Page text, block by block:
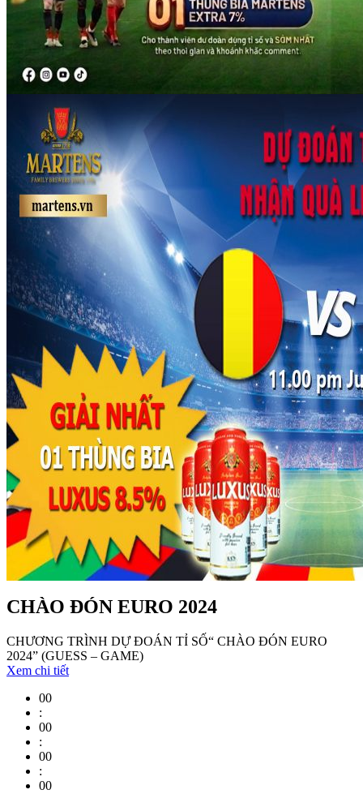
CHÀO ĐÓN EURO 2024
CHƯƠNG TRÌNH DỰ ĐOÁN TỈ SỐ“ CHÀO ĐÓN EURO
2024” (GUESS – GAME)
Xem chi tiết
00
:
00
:
00
:
00